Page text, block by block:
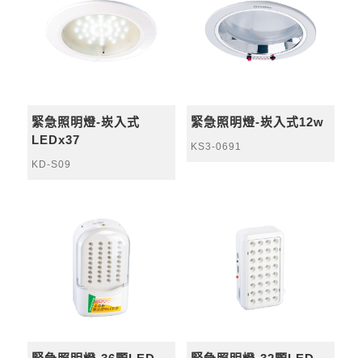
緊急照明燈-崁入式
LEDx37
KD-S09
緊急照明燈-崁入式12w
KS3-0691